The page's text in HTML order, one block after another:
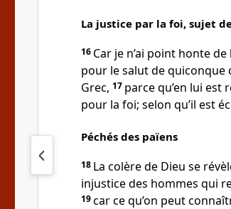
La justice par la foi, sujet
16 Car je n’ai point honte de
pour le salut de quiconque
Grec, 17 parce qu’en lui est
pour la foi; selon qu’il est
Péchés des païens
18 La colère de Dieu se
injustice des hommes qui
19car ce qu’on peut